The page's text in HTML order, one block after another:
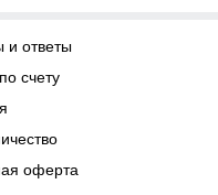
и ответы
счету
оферта